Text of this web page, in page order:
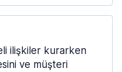
ilişkiler kurarken
ve müşteri